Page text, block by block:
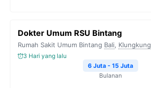
Dokter Umum RSU Bintang
Rumah Sakit Umum Bintang Bali, Klungkung
3 Hari yang lalu
6 Juta - 15 Juta
Bulanan